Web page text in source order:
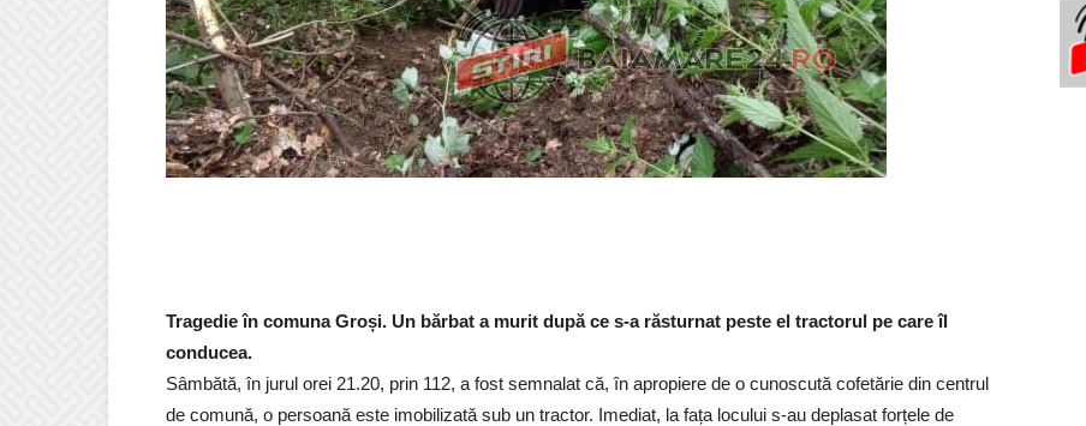
Tragedie în comuna Groși. Un bărbat a murit după ce s-a răsturnat peste el tractorul pe care îl
conducea.
Sâmbătă, în jurul orei 21.20, prin 112, a fost semnalat că, în apropiere de o cunoscută cofetărie din centrul
de comună, o persoană este imobilizată sub un tractor. Imediat, la fața locului s-au deplasat forțele de